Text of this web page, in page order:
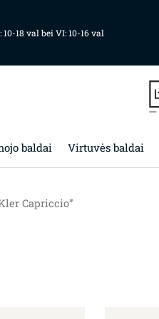
10-18 val bei VI: 10-16 val
baldai Virtuvės baldai
Capriccio”